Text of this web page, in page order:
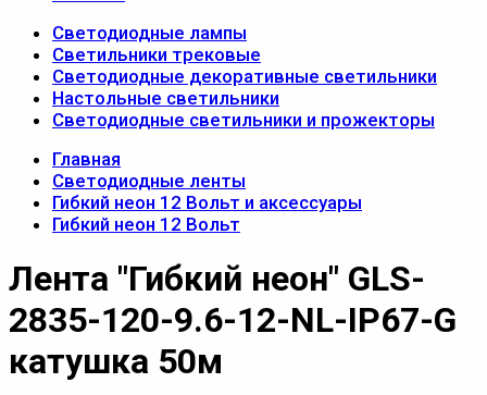
Светодиодные лампы
Светильники трековые
Светодиодные декоративные светильники
Настольные светильники
Светодиодные светильники и прожекторы
Главная
Светодиодные ленты
Гибкий неон 12 Вольт и аксессуары
Гибкий неон 12 Вольт
Лента "Гибкий неон" GLS-
2835-120-9.6-12-NL-IP67-G
катушка 50м